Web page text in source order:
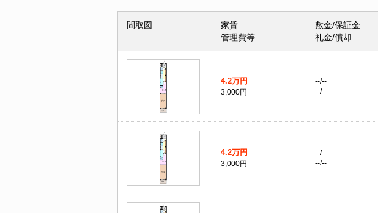
間取図
家賃
管理費等
敷金/保証金
礼金/償却
4.2万円
3,000円
--/--
--/--
4.2万円
3,000円
--/--
--/--